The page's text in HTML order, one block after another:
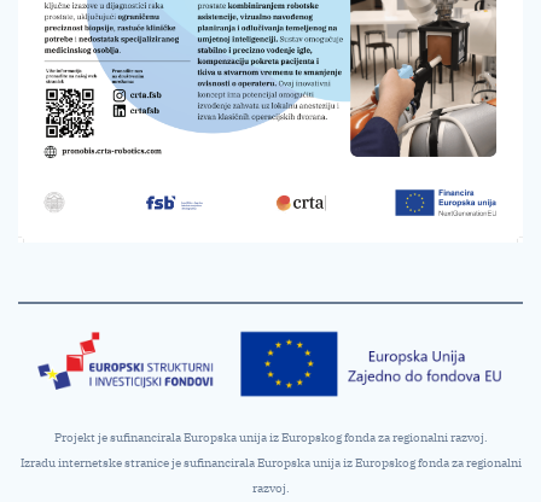
Projekt je sufinancirala Europska unija iz Europskog fonda za regionalni razvoj.
Izradu internetske stranice je sufinancirala Europska unija iz Europskog fonda za regionalni
razvoj.